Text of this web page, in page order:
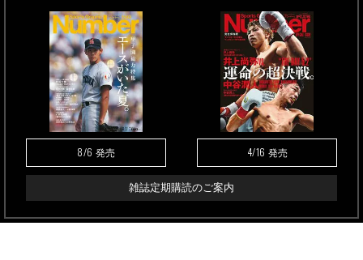
8/6 発売 4/16 発売
雑誌定期購読のご案内